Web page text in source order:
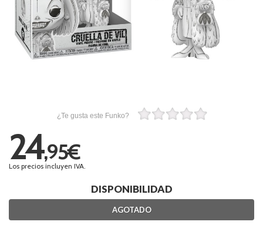
¿Te gusta este Funko?
24,95€
Los precios incluyen IVA.
DISPONIBILIDAD
AGOTADO